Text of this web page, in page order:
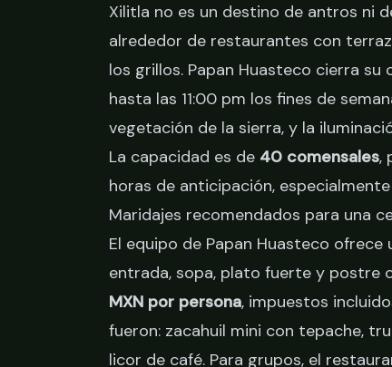
Xilitla no es un destino de antros ni
alrededor de restaurantes con
los grillos. Papan Huasteco cierra
hasta las 11:00 pm los fines de
vegetación de la sierra, y la
La capacidad es de 40 comensales,
horas de anticipación,
Maridajes recomendados para una
El equipo de Papan Huasteco
entrada, sopa, plato fuerte y postre
MXN por persona, impuestos
fueron: zacahuil mini con tepache,
licor de café. Para grupos, el